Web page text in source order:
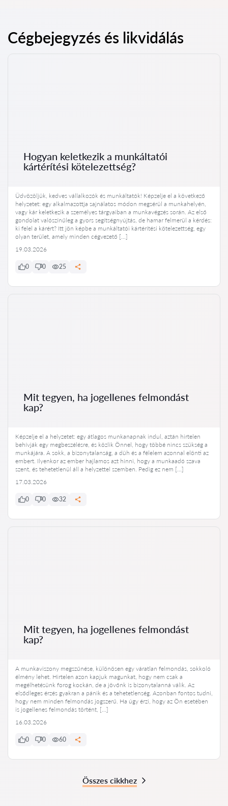
Cégbejegyzés és likvidálás
Hogyan keletkezik a munkáltatói
kártérítési kötelezettség?
Üdvözöljük, kedves vállalkozók és munkáltatók! Képzelje el a következő
helyzetet: egy alkalmazottja sajnálatos módon megsérül a munkahelyén,
vagy kár keletkezik a személyes tárgyaiban a munkavégzés során. Az első
gondolat valószínűleg a gyors segítségnyújtás, de hamar felmerül a kérdés:
ki felel a kárért? Itt jön képbe a munkáltatói kártérítési kötelezettség, egy
olyan terület, amely minden cégvezető […]
19.03.2026
0 0 25
Mit tegyen, ha jogellenes felmondást
kap?
Képzelje el a helyzetet: egy átlagos munkanapnak indul, aztán hirtelen
behívják egy megbeszélésre, és közlik Önnel, hogy többé nincs szükség a
munkájára. A sokk, a bizonytalanság, a düh és a félelem azonnal elönti az
embert. Ilyenkor az ember hajlamos azt hinni, hogy a munkaadó szava
szent, és tehetetlenül áll a helyzettel szemben. Pedig ez nem […]
17.03.2026
0 0 32
Mit tegyen, ha jogellenes felmondást
kap?
A munkaviszony megszűnése, különösen egy váratlan felmondás, sokkoló
élmény lehet. Hirtelen azon kapjuk magunkat, hogy nem csak a
megélhetésünk forog kockán, de a jövőnk is bizonytalanná válik. Az
elsődleges érzés gyakran a pánik és a tehetetlenség. Azonban fontos tudni,
hogy nem minden felmondás jogszerű. Ha úgy érzi, hogy az Ön esetében
is jogellenes felmondás történt, […]
16.03.2026
0 0 60
Összes cikkhez